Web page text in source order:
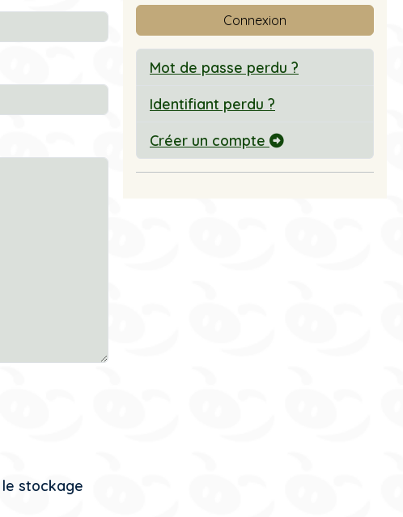
stockage
Connexion
Mot de passe perdu ?
Identifiant perdu ?
Créer un compte